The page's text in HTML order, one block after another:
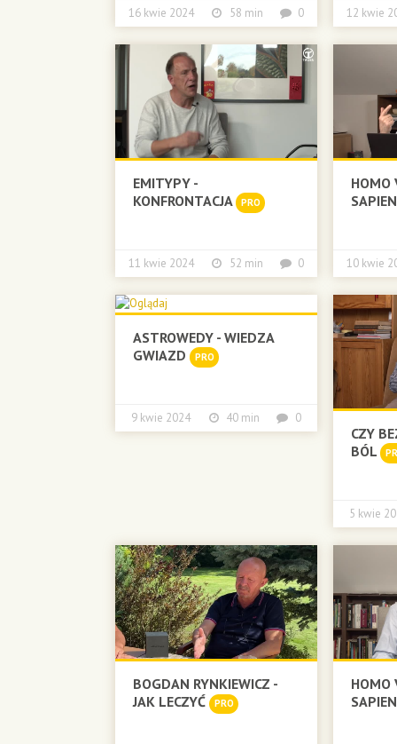
16 kwie 2024 58 min 0 12 kwie
EMITYPY -
KONFRONTACJA
PRO
11 kwie 2024 52 min 0
HOMO
10 kwie
ASTROWEDY - WIEDZA
GWIAZD
PRO
9 kwie 2024 40 min 0
CZY
BÓL
5 kwie
BOGDAN RYNKIEWICZ -
JAK LECZYĆ
PRO
HOMO